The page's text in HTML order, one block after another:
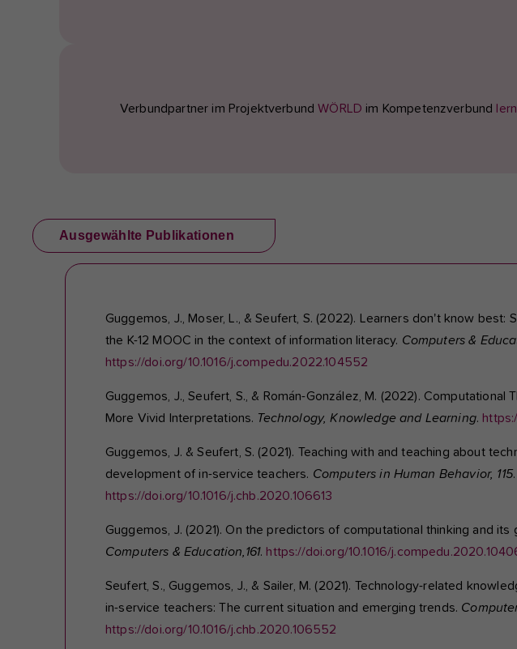
Verbundpartner im ProjektverbundWÖRLD im Kompetenzverbund
Ausgewählte Publikationen
Guggemos, J., Moser, L., & Seufert, S. (2022). Learners don't know best:
the K-12 MOOC in the context of information literacy. Computers &
https://doi.org/10.1016/j.compedu.2022.104552
Guggemos, J., Seufert, S., & Román-González, M. (2022). Computational
More Vivid Interpretations. Technology, Knowledge and Learning.
Guggemos, J. & Seufert, S. (2021). Teaching with and teaching about
development of in-service teachers. Computers in Human Behavior, 115.
https://doi.org/10.1016/j.chb.2020.106613
Guggemos, J. (2021). On the predictors of computational thinking and
Computers & Education 161. https://doi.org/10.1016/
Seufert, S., Guggemos, J., & Sailer, M. (2021). Technology-related
in-service teachers: The current situation and emerging trends.
https://doi.org/10.1016/j.chb.2020.106552